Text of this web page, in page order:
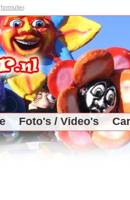
formulier.
Foto's / Video's